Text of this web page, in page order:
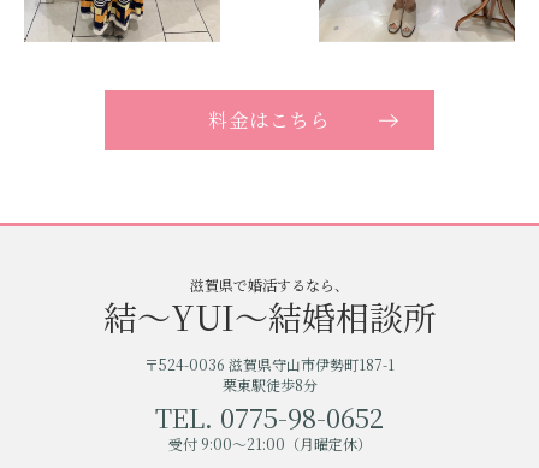
料金はこちら
滋賀県で婚活するなら、
結〜YUI〜結婚相談所
〒524-0036 滋賀県守山市伊勢町187-1
栗東駅徒歩8分
TEL. 0775-98-0652
受付 9:00〜21:00（月曜定休）